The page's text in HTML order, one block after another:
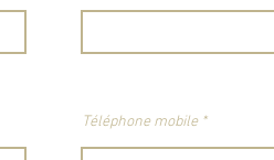
Téléphone mobile *